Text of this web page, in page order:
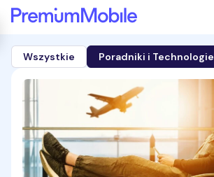
Powróć do strony głównej
Wszystkie Poradniki i Technologie
Poradniki
Technologie